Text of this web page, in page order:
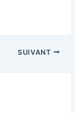
SUIVANT